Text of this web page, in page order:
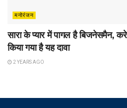
मनोरंजन
सारा के प्यार में पागल है बिजनेसमैन,
किया गया है यह दावा
2 YEARS AGO